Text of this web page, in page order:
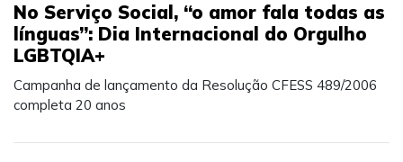
No Serviço Social, “o amor fala todas as
línguas”: Dia Internacional do Orgulho
LGBTQIA+
Campanha de lançamento da Resolução CFESS 489/2006
completa 20 anos